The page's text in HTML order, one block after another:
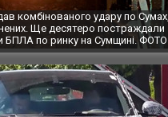
від кордону з Україною: в
після атаки дронів загорівся
ФОТО. ВІДЕО
ВІДЕО